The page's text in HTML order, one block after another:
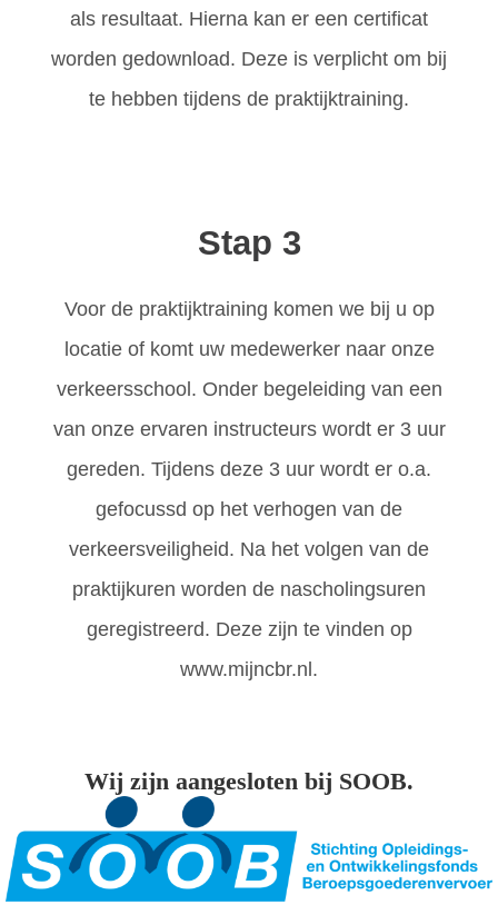
als resultaat. Hierna kan er een certificat
worden gedownload. Deze is verplicht om bij
te hebben tijdens de praktijktraining.
Stap 3
Voor de praktijktraining komen we bij u op
locatie of komt uw medewerker naar onze
verkeersschool. Onder begeleiding van een
van onze ervaren instructeurs wordt er 3 uur
gereden. Tijdens deze 3 uur wordt er o.a.
gefocussd op het verhogen van de
verkeersveiligheid. Na het volgen van de
praktijkuren worden de nascholingsuren
geregistreerd. Deze zijn te vinden op
www.mijncbr.nl.
Wij zijn aangesloten bij SOOB.